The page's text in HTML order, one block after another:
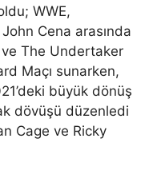
WWE,
Cena arasında
ve The Undertaker
Maçı sunarken,
büyük dönüş
dövüşü düzenledi
Cage ve Ricky